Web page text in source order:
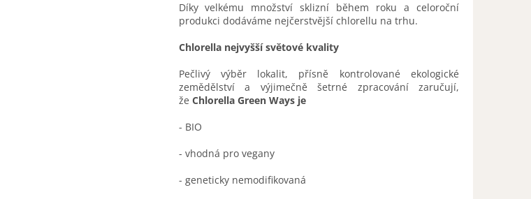
Díky velkému množství sklizní během roku a celoroční
produkci dodáváme nejčerstvější chlorellu na trhu.
Chlorella nejvyšší světové kvality
Pečlivý výběr lokalit, přísně kontrolované ekologické
zemědělství a výjimečně šetrné zpracování zaručují,
že Chlorella Green Ways je
- BIO
- vhodná pro vegany
- geneticky nemodifikovaná